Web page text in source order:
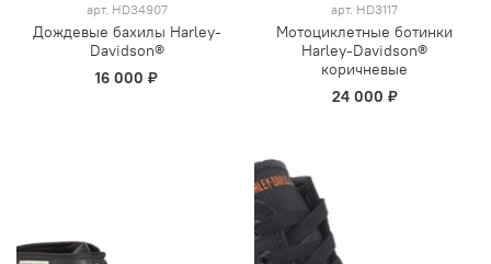
арт. HD34907
Дождевые бахилы Harley-
Davidson®
16 000 ₽
арт. HD3117
Мотоциклетные ботинки
Harley-Davidson®
коричневые
24 000 ₽